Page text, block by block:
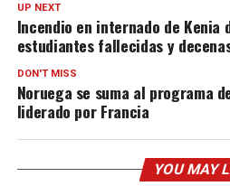
UP NEXT
Incendio en internado de Kenia
estudiantes fallecidas y
DON'T MISS
Noruega se suma al programa
liderado por Francia
YOU MAY